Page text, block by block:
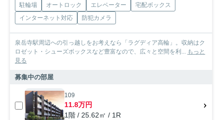
駐輪場 オートロック エレベーター
宅配ボックス
インターネット対応
防犯カメラ
泉岳寺駅周辺への引っ越しをお考えなら「ラグディア高輪」。収納はク
ロゼット・シューズボックスなど豊富なので、広々と空間を利... もっと
見る
募集中の部屋
109
11.8万円
1階 / 25.62㎡ / 1R